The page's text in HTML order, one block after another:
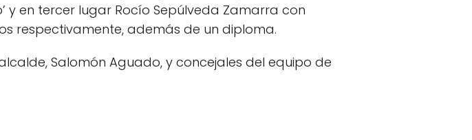
y en tercer lugar Rocío Sepúlveda Zamarra con
respectivamente, además de un diploma.
Salomón Aguado, y concejales del equipo de